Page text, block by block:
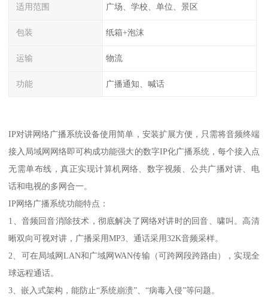
适用范围 广场、学校、单位、景区
包装 纸箱+泡沫
运输 物流
功能 广播通知、喊话
IP对讲网络广播系统设备使用简单，安装扩展方便，只需将音频终端
接入局域网网络即可构成功能强大的数字IP化广播系统，每个接入点
无需单布线，真正实现计算机网络、数字视频、公共广播对讲、电
话和电视的多网合一。
IP网络广播系统功能特点：
1、音频回音消除技术，彻底解决了网络对讲时的回音、啸叫。高清
晰双向可视对讲，广播采用MP3、通话采用32K音频采样。
2、可在局域网LAN和广域网WAN传输（可跨网段跨路由），实现全
球远程通话。
3、嵌入式架构，能防止“系统崩溃”、“病毒入侵”等问题。